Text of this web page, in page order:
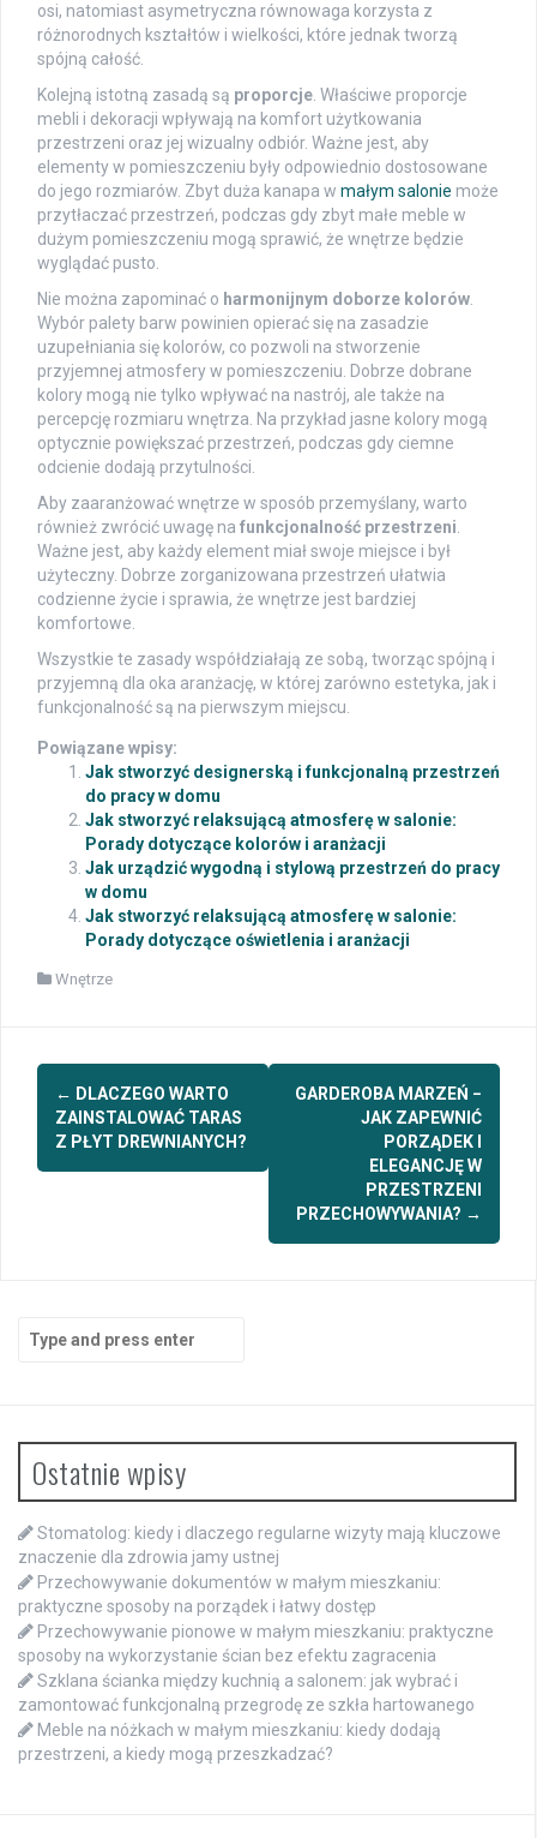
osi, natomiast asymetryczna równowaga korzysta z
różnorodnych kształtów i wielkości, które jednak tworzą
spójną całość.
Kolejną istotną zasadą są proporcje. Właściwe proporcje
mebli i dekoracji wpływają na komfort użytkowania
przestrzeni oraz jej wizualny odbiór. Ważne jest, aby
elementy w pomieszczeniu były odpowiednio dostosowane
do jego rozmiarów. Zbyt duża kanapa w małym salonie może
przytłaczać przestrzeń, podczas gdy zbyt małe meble w
dużym pomieszczeniu mogą sprawić, że wnętrze będzie
wyglądać pusto.
Nie można zapominać o harmonijnym doborze kolorów.
Wybór palety barw powinien opierać się na zasadzie
uzupełniania się kolorów, co pozwoli na stworzenie
przyjemnej atmosfery w pomieszczeniu. Dobrze dobrane
kolory mogą nie tylko wpływać na nastrój, ale także na
percepcję rozmiaru wnętrza. Na przykład jasne kolory mogą
optycznie powiększać przestrzeń, podczas gdy ciemne
odcienie dodają przytulności.
Aby zaaranżować wnętrze w sposób przemyślany, warto
również zwrócić uwagę na funkcjonalność przestrzeni.
Ważne jest, aby każdy element miał swoje miejsce i był
użyteczny. Dobrze zorganizowana przestrzeń ułatwia
codzienne życie i sprawia, że wnętrze jest bardziej
komfortowe.
Wszystkie te zasady współdziałają ze sobą, tworząc spójną i
przyjemną dla oka aranżację, w której zarówno estetyka, jak i
funkcjonalność są na pierwszym miejscu.
Powiązane wpisy:
Jak stworzyć designerską i funkcjonalną przestrzeń
do pracy w domu
Jak stworzyć relaksującą atmosferę w salonie:
Porady dotyczące kolorów i aranżacji
Jak urządzić wygodną i stylową przestrzeń do pracy
w domu
Jak stworzyć relaksującą atmosferę w salonie:
Porady dotyczące oświetlenia i aranżacji
Wnętrze
Post
navigation
← DLACZEGO WARTO
ZAINSTALOWAĆ TARAS
Z PŁYT DREWNIANYCH?
GARDEROBA MARZEŃ −
JAK ZAPEWNIĆ
PORZĄDEK I
ELEGANCJĘ W
PRZESTRZENI
PRZECHOWYWANIA? →
Search
for:
Ostatnie wpisy
Stomatolog: kiedy i dlaczego regularne wizyty mają kluczowe
znaczenie dla zdrowia jamy ustnej
Przechowywanie dokumentów w małym mieszkaniu:
praktyczne sposoby na porządek i łatwy dostęp
Przechowywanie pionowe w małym mieszkaniu: praktyczne
sposoby na wykorzystanie ścian bez efektu zagracenia
Szklana ścianka między kuchnią a salonem: jak wybrać i
zamontować funkcjonalną przegrodę ze szkła hartowanego
Meble na nóżkach w małym mieszkaniu: kiedy dodają
przestrzeni, a kiedy mogą przeszkadzać?